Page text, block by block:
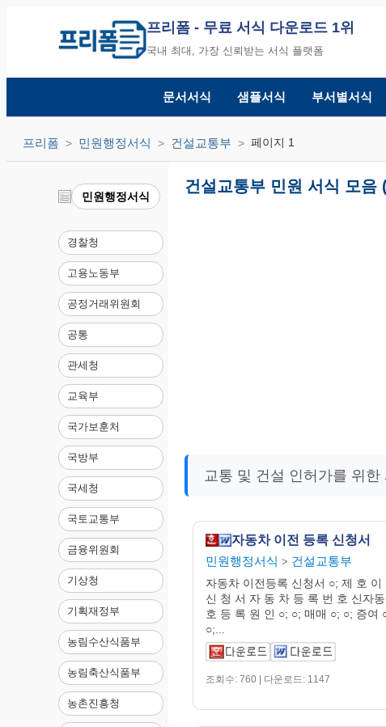
프리폼 - 무료 서식 다운로드 1위
국내 최대, 가장 신뢰받는 서식 플랫폼
문서서식 샘플서식 부서별서식
프리폼 민원행정서식 건설교통부 페이지 1
민원행정서식
경찰청
고용노동부
공정거래위원회
공통
관세청
교육부
국가보훈처
국방부
국세청
국토교통부
금융위원회
기상청
기획재정부
농림수산식품부
농림축산식품부
농촌진흥청
건설교통부 민원 서식 모음
교통 및 건설 인허가를 위
자동차 이전 등록 신청서
민원행정서식 > 건설교통부
자동차 이전등록 신청서 ○; 제 호 이
신 청 서 자 동 차 등 록 번 호 신자
호 등 록 원 인 ○; ○; 매매 ○; ○; 증여
○;...
조회수: 760 | 다운로드: 1147